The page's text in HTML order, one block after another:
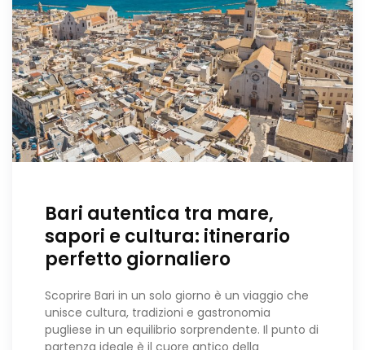
Bari autentica tra mare,
sapori e cultura: itinerario
perfetto giornaliero
Scoprire Bari in un solo giorno è un viaggio che
unisce cultura, tradizioni e gastronomia
pugliese in un equilibrio sorprendente. Il punto di